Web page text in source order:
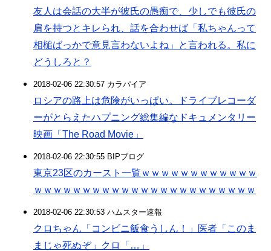
友人は会話の大半が彼氏の愚痴で、少しでも彼氏の
肩を持つとキレられ、話を合わせば「私ちゃんって
相槌ばっかで意見言わないよね」と言われる。私に
どうしろと？
2018-02-06 22:30:57 カラパイア
ロシアの路上は危険がいっぱい。ドライブレコーダ
ーがとらえたハプニング総集編なドキュメンタリー
映画「The Road Movie」
2018-02-06 22:30:55 BIPブログ
東京23区のカースト一覧ｗｗｗｗｗｗｗｗｗｗｗｗ
ｗｗｗｗｗｗｗｗｗｗｗｗｗｗｗｗｗｗｗｗｗｗｗ
2018-02-06 22:30:53 ハムスター速報
クロちゃん「コンビニ飯食うしん！」医者「このま
まじゃ死ぬぞ」クロ「…」